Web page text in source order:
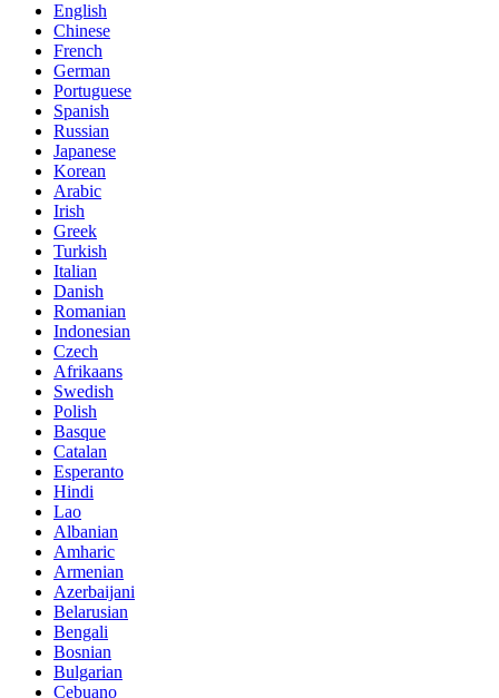
English
Chinese
French
German
Portuguese
Spanish
Russian
Japanese
Korean
Arabic
Irish
Greek
Turkish
Italian
Danish
Romanian
Indonesian
Czech
Afrikaans
Swedish
Polish
Basque
Catalan
Esperanto
Hindi
Lao
Albanian
Amharic
Armenian
Azerbaijani
Belarusian
Bengali
Bosnian
Bulgarian
Cebuano